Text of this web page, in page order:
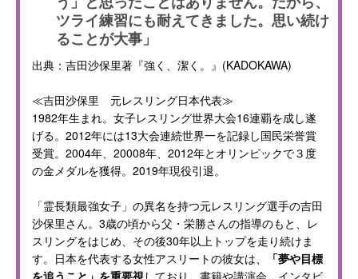
ツライ練習にも耐えてきました。思い続け
ることが大事」
出典：吉田沙保里著『強く、潔く。』(KADOKAWA)
≪吉田沙保里 元レスリング日本代表≫
1982年生まれ。女子レスリング世界大会16連覇を成し遂
げる。2012年には13大会連続世界一を記録し国民栄誉賞
受賞。2004年、20008年、2012年とオリンピックで３度
の金メダルを獲得。2019年現役引退。
「霊長類最強女子」の異名を持つ元レスリング選手の吉田
沙保里さん。3歳の頃から父・栄勝さんの指導のもと、レ
スリングをはじめ、その後30年以上トップを走り続けま
す。日本を代表する女性アスリートの彼女は、
「夢や目標
を追うこと」を重要視しており、書籍や講演会、インタビ